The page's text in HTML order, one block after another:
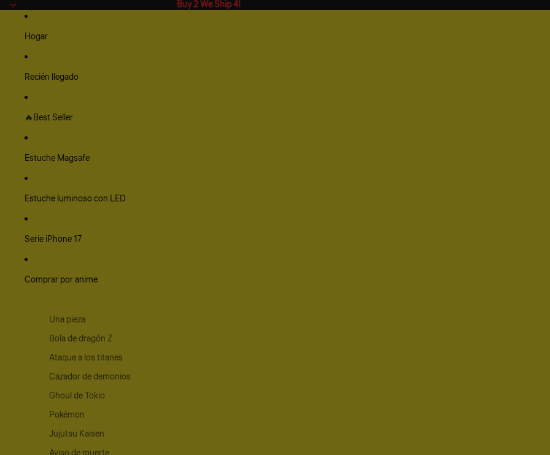
Buy 2 We Ship 4!
Buy 2 We Ship 4!
Hogar
Recién llegado
🔥Best Seller
Estuche Magsafe
Estuche luminoso con LED
Serie iPhone 17
Comprar por anime
Una pieza
Bola de dragón Z
Ataque a los titanes
Cazador de demonios
Ghoul de Tokio
Pokémon
Jujutsu Kaisen